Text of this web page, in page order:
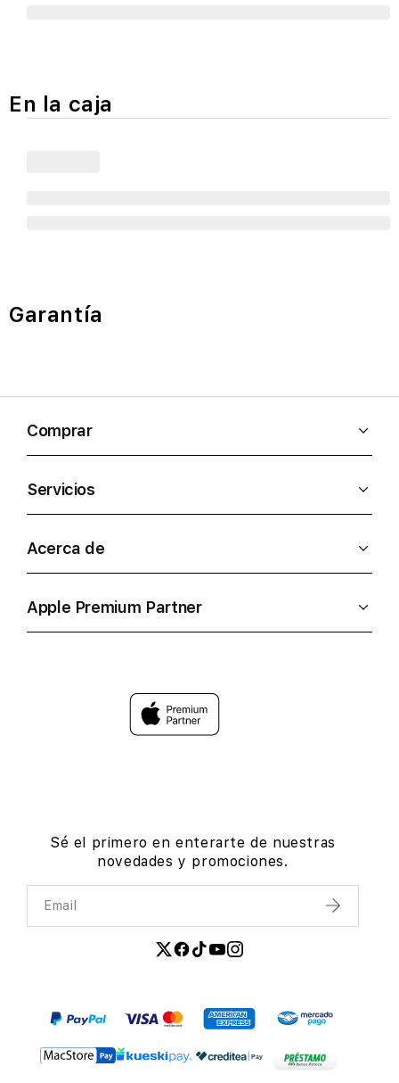
En la caja
Garantía
Comprar
Servicios
Acerca de
Apple Premium Partner
Sé el primero en enterarte de nuestras
novedades y promociones.
Email